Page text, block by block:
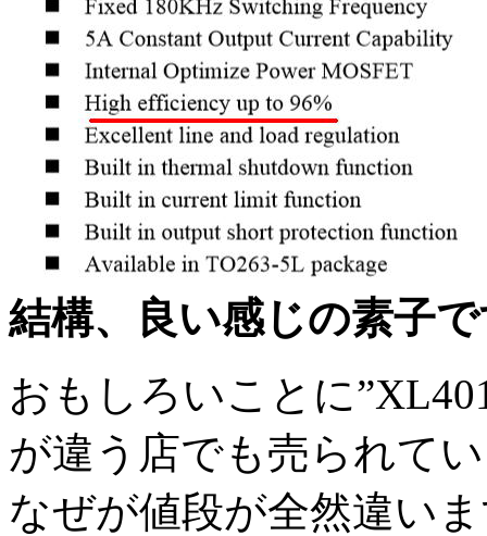
結構、良い感じの素子
おもしろいことに
が違う店でも売られて
なぜが値段が全然違い